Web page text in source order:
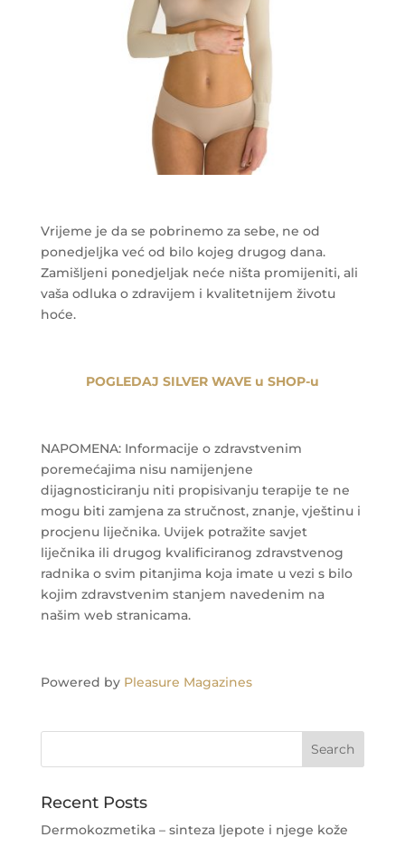
Vrijeme je da se pobrinemo za sebe, ne od
ponedjeljka već od bilo kojeg drugog dana.
Zamišljeni ponedjeljak neće ništa promijeniti, ali
vaša odluka o zdravijem i kvalitetnijem životu
hoće.
POGLEDAJ SILVER WAVE u SHOP-u
NAPOMENA: Informacije o zdravstvenim
poremećajima nisu namijenjene
dijagnosticiranju niti propisivanju terapije te ne
mogu biti zamjena za stručnost, znanje, vještinu i
procjenu liječnika. Uvijek potražite savjet
liječnika ili drugog kvalificiranog zdravstvenog
radnika o svim pitanjima koja imate u vezi s bilo
kojim zdravstvenim stanjem navedenim na
našim web stranicama.
Powered by Pleasure Magazines
Recent Posts
Dermokozmetika – sinteza ljepote i njege kože